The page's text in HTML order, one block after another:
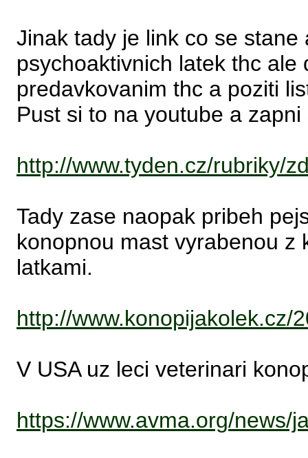
Jinak tady je link co se
psychoaktivnich latek thc
predavkovanim thc a poziti
Pust si to na youtube a
http://www.tyden.cz/rubriky/
Tady zase naopak pribeh
konopnou mast vyrabenou z
latkami.
http://www.konopijakolek.cz/
V USA uz leci veterinari
https://www.avma.org/news/